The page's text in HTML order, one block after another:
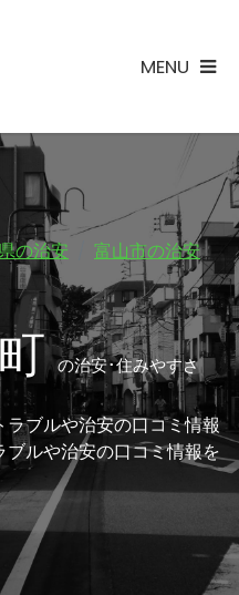
MENU
の治安
富山市の治安
の治安･住みやすさ
ブルや治安の口コミ情報
ルや治安の口コミ情報を